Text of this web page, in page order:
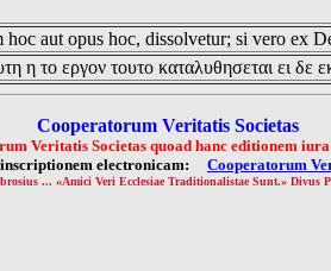
aut opus hoc, dissolvetur; si vero ex
η το εργον τουτο καταλυθησεται ει δε
Cooperatorum Veritatis Societas
Veritatis Societas quoad hanc editionem
electronicam: Cooperatorum
... «Amici Veri Ecclesiae Traditionalistae Sunt.» Divus